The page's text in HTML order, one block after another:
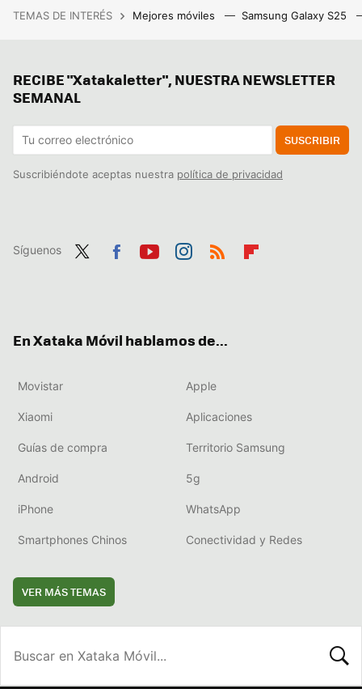
TEMAS DE INTERÉS Mejores móviles Samsung Galaxy S25
RECIBE "Xatakaletter", NUESTRA NEWSLETTER
SEMANAL
SUSCRIBIR
Suscribiéndote aceptas nuestra política de privacidad
Síguenos
En Xataka Móvil hablamos de...
Movistar Apple
Xiaomi Aplicaciones
Guías de compra Territorio Samsung
Android 5g
iPhone WhatsApp
Smartphones Chinos Conectividad y Redes
VER MÁS TEMAS